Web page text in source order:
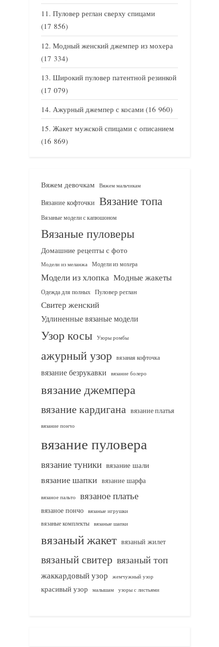
Пуловер реглан сверху спицами
(17 856)
Модный женский джемпер из мохера
(17 334)
Широкий пуловер патентной резинкой
(17 079)
Ажурный джемпер с косами (16 960)
Жакет мужской спицами с описанием
(16 869)
Вяжем девочкам Вяжем мальчикам
Вязание кофточки Вязание топа
Вязаные модели с капюшоном
Вязаные пуловеры
Домашние рецепты с фото
Модели из меланжа Модели из мохера
Модели из хлопка Модные жакеты
Одежда для полных Пуловер реглан
Свитер женский
Удлиненные вязаные модели
Узор косы Узоры ромбы
ажурный узор вязаная кофточка
вязание безрукавки вязание болеро
вязание джемпера
вязание кардигана вязание платья
вязание пончо
вязание пуловера
вязание туники вязание шали
вязание шапки вязание шарфа
вязаное пальто вязаное платье
вязаное пончо вязаные игрушки
вязаные комплекты
вязаные шапки
вязаный жакет вязаный жилет
вязаный свитер вязаный топ
жаккардовый узор жемчужный узор
красивый узор малышам узоры с листьями